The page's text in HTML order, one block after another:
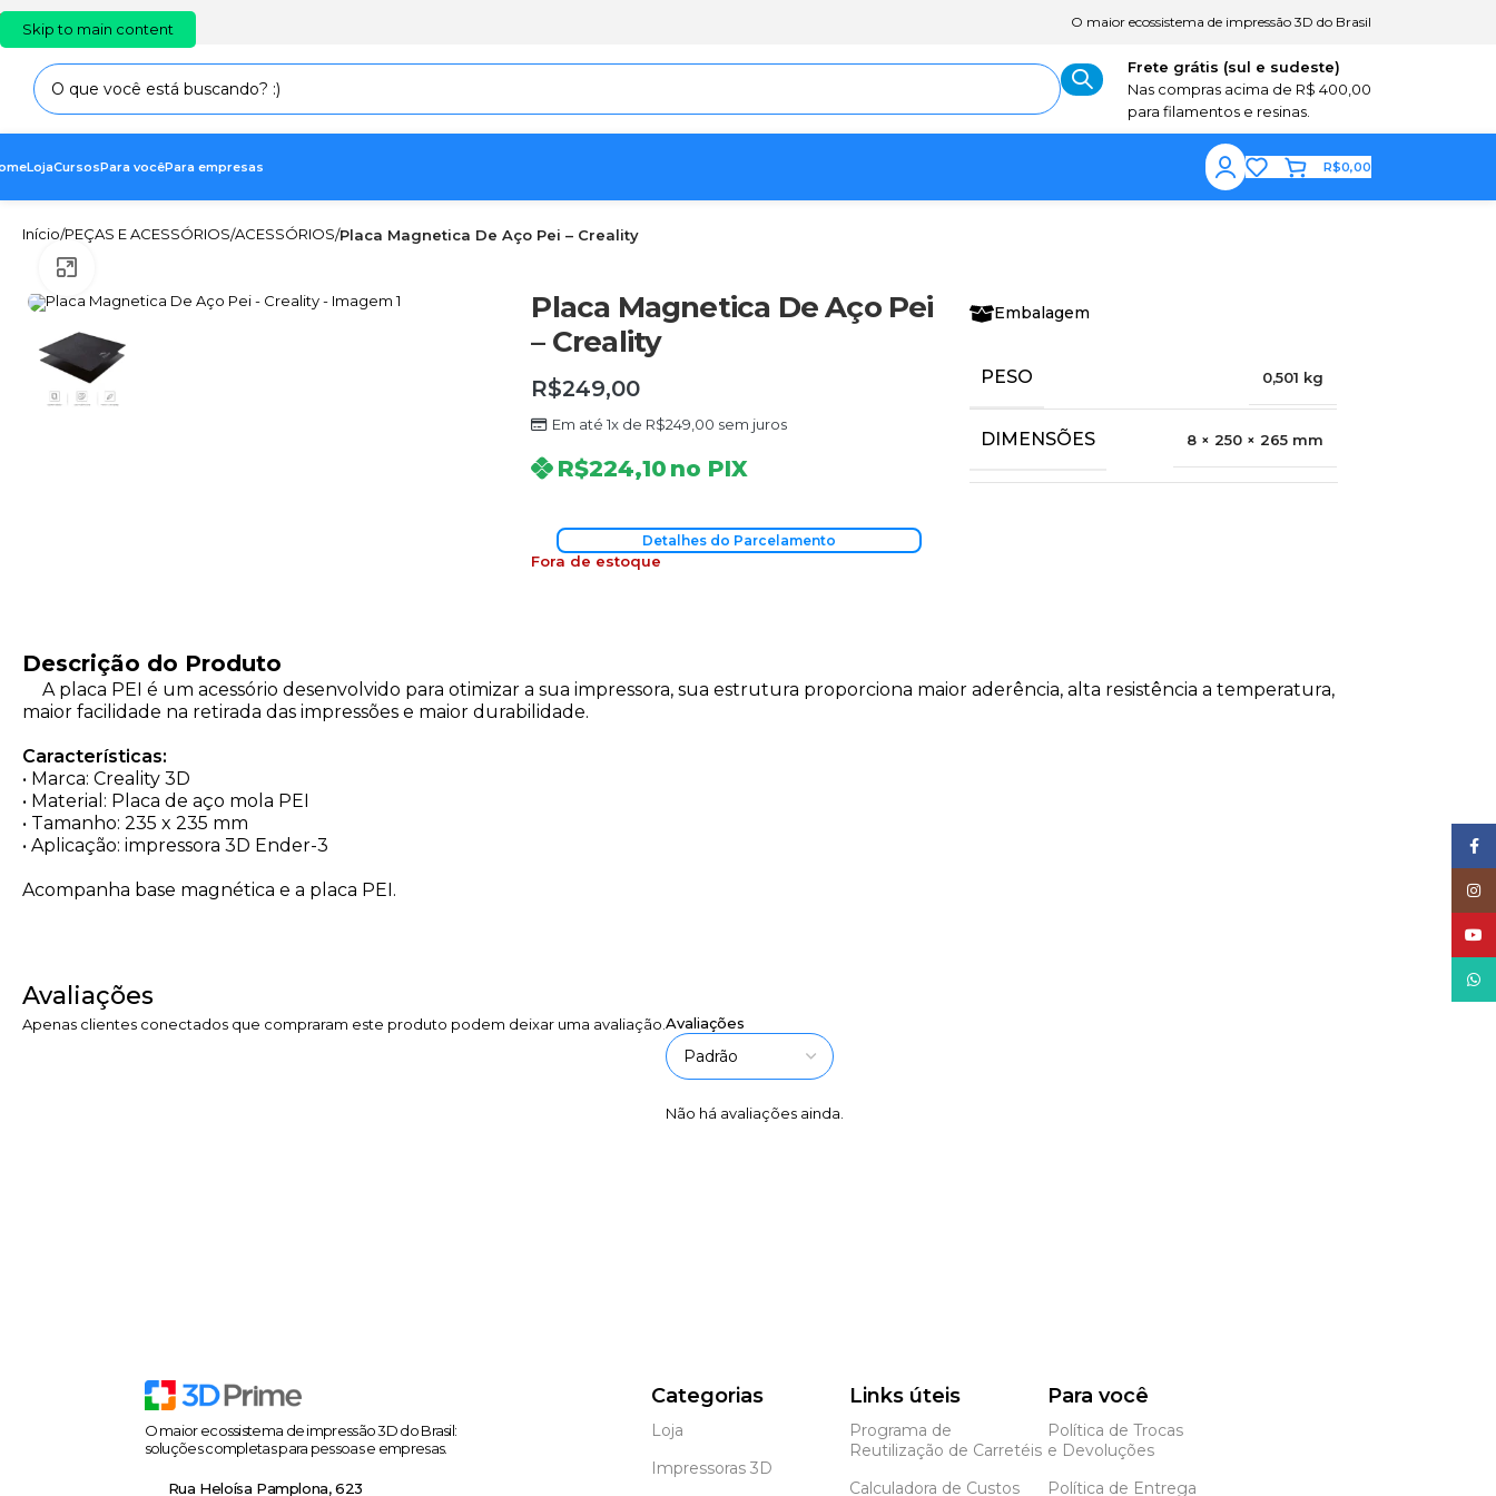
Skip to main content
EN PT ES O maior ecossistema de impressão 3D do Brasil
Frete grátis (sul e sudeste)
Nas compras acima de R$ 400,00
para filamentos e resinas.
LojaCursosPara vocêPara empresas R$0,00
Início/PEÇAS E ACESSÓRIOS/ACESSÓRIOS/Placa Magnetica De Aço Pei – Creality
Placa Magnetica De Aço Pei
– Creality
R$249,00
Em até 1x de R$249,00 sem juros
R$224,10 no PIX
Detalhes do Parcelamento
Fora de estoque
Embalagem
PESO 0,501 kg
DIMENSÕES 8 × 250 × 265 mm
Descrição do Produto
A placa PEI é um acessório desenvolvido para otimizar a sua impressora, sua estrutura proporciona maior aderência, alta resistência a temperatura,
maior facilidade na retirada das impressões e maior durabilidade.
Características:
• Marca: Creality 3D
• Material: Placa de aço mola PEI
• Tamanho: 235 x 235 mm
• Aplicação: impressora 3D Ender-3
Acompanha base magnética e a placa PEI.
Avaliações
Avaliações
Não há avaliações ainda.
Apenas clientes conectados que compraram este produto podem deixar uma avaliação.
O maior ecossistema de impressão 3D do Brasil:
soluções completas para pessoas e empresas.
Rua Heloísa Pamplona, 623
Categorias
Loja
Impressoras 3D
Links úteis
Programa de
Reutilização de Carretéis
Calculadora de Custos
Para você
Política de Trocas
e Devoluções
Política de Entrega